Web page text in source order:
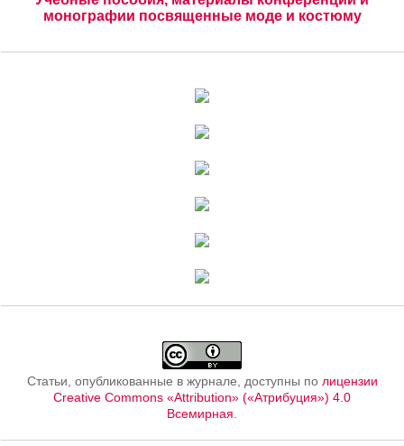
монографии посвященные моде и костюму
Статьи, опубликованные в журнале, доступны по лицензии
Creative Commons «Attribution» («Атрибуция») 4.0
Всемирная